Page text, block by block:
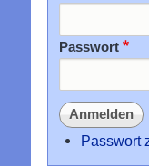
Passwort
Passwort